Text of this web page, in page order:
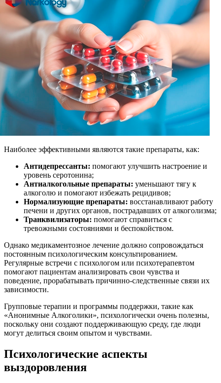
Наиболее эффективными являются такие препараты, как:
Антидепрессанты: помогают улучшить настроение и
уровень серотонина;
Антиалкогольные препараты: уменьшают тягу к
алкоголю и помогают избежать рецидивов;
Нормализующие препараты: восстанавливают работу
печени и других органов, пострадавших от алкоголизма;
Транквилизаторы: помогают справиться с
тревожными состояниями и беспокойством.
Однако медикаментозное лечение должно сопровождаться
постоянным психологическим консультированием.
Регулярные встречи с психологом или психотерапевтом
помогают пациентам анализировать свои чувства и
поведение, прорабатывать причинно-следственные связи их
зависимости.
Групповые терапии и программы поддержки, такие как
«Анонимные Алкоголики», психологически очень полезны,
поскольку они создают поддерживающую среду, где люди
могут делиться своим опытом и чувствами.
Психологические аспекты
выздоровления